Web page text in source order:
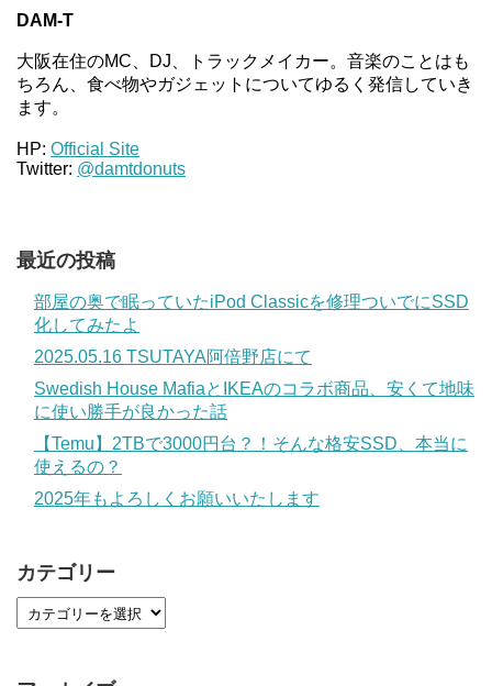
DAM-T
大阪在住のMC、DJ、トラックメイカー。音楽のことはも
ちろん、食べ物やガジェットについてゆるく発信していき
ます。
HP: Official Site
Twitter: @damtdonuts
最近の投稿
部屋の奥で眠っていたiPod Classicを修理ついでにSSD
化してみたよ
2025.05.16 TSUTAYA阿倍野店にて
Swedish House MafiaとIKEAのコラボ商品、安くて地味
に使い勝手が良かった話
【Temu】2TBで3000円台？！そんな格安SSD、本当に
使えるの？
2025年もよろしくお願いいたします
カテゴリー